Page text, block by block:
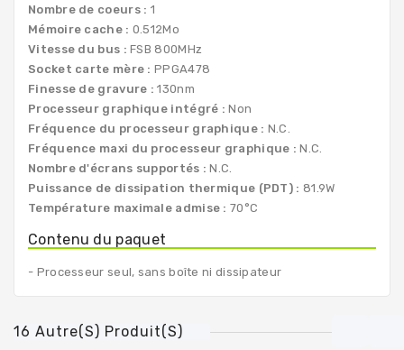
Nombre de coeurs : 1
Mémoire cache : 0.512Mo
Vitesse du bus : FSB 800MHz
Socket carte mère : PPGA478
Finesse de gravure : 130nm
Processeur graphique intégré : Non
Fréquence du processeur graphique : N.C.
Fréquence maxi du processeur graphique : N.C.
Nombre d'écrans supportés : N.C.
Puissance de dissipation thermique (PDT) : 81.9W
Température maximale admise : 70°C
Contenu du paquet
- Processeur seul, sans boîte ni dissipateur
16 Autre(s) Produit(s)